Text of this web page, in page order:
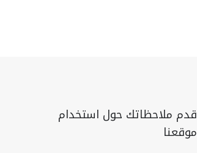
قدم ملاحظاتك حول استخدام
موقعنا